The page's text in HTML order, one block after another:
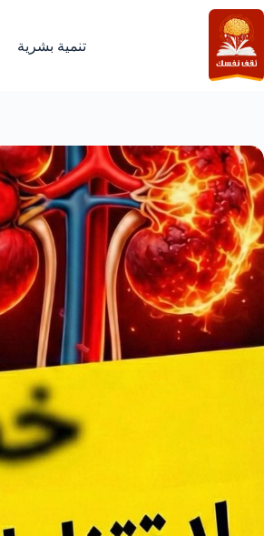
التجاوز
إلى
المحتوى
تنمية بشرية